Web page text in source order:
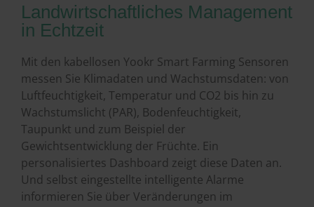
Landwirtschaftliches Management
in Echtzeit
Mit den kabellosen Yookr Smart Farming Sensoren
messen Sie Klimadaten und Wachstumsdaten: von
Luftfeuchtigkeit, Temperatur und CO2 bis hin zu
Wachstumslicht (PAR), Bodenfeuchtigkeit,
Taupunkt und zum Beispiel der
Gewichtsentwicklung der Früchte. Ein
personalisiertes Dashboard zeigt diese Daten an.
Und selbst eingestellte intelligente Alarme
informieren Sie über Veränderungen im